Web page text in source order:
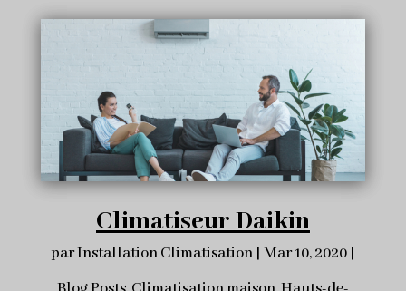
Climatiseur Daikin
parInstallation Climatisation| Mar 10, 2020|